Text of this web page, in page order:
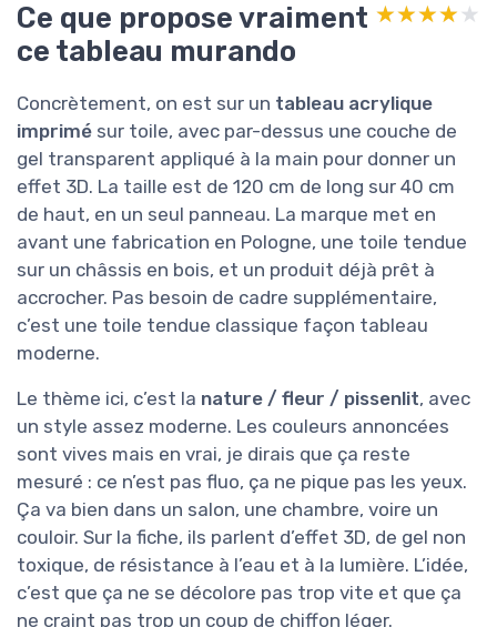
Ce que propose vraiment
ce tableau murando
★★★★★
★★★★★
Concrètement, on est sur un tableau acrylique
imprimé sur toile, avec par-dessus une couche de
gel transparent appliqué à la main pour donner un
effet 3D. La taille est de 120 cm de long sur 40 cm
de haut, en un seul panneau. La marque met en
avant une fabrication en Pologne, une toile tendue
sur un châssis en bois, et un produit déjà prêt à
accrocher. Pas besoin de cadre supplémentaire,
c’est une toile tendue classique façon tableau
moderne.
Le thème ici, c’est la nature / fleur / pissenlit, avec
un style assez moderne. Les couleurs annoncées
sont vives mais en vrai, je dirais que ça reste
mesuré : ce n’est pas fluo, ça ne pique pas les yeux.
Ça va bien dans un salon, une chambre, voire un
couloir. Sur la fiche, ils parlent d’effet 3D, de gel non
toxique, de résistance à l’eau et à la lumière. L’idée,
c’est que ça ne se décolore pas trop vite et que ça
ne craint pas trop un coup de chiffon léger.